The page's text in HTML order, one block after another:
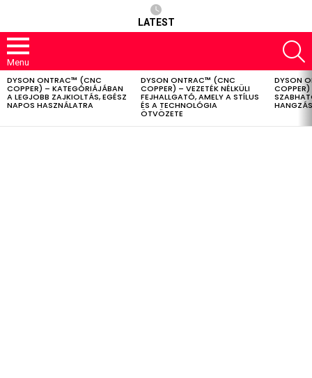
LATEST
Menu
LATEST
STORIES
DYSON ONTRAC™ (CNC
COPPER) – KATEGÓRIÁJÁBAN
A LEGJOBB ZAJKIOLTÁS, EGÉSZ
NAPOS HASZNÁLATRA
DYSON ONTRAC™ (CNC
COPPER) – VEZETÉK NÉLKÜLI
FEJHALLGATÓ, AMELY A STÍLUS
ÉS A TECHNOLÓGIA
ÖTVÖZETE
DYSON
COPPER)